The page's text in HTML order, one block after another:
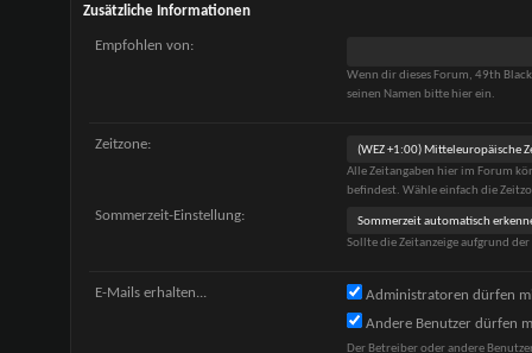
Zusätzliche Informationen
Empfohlen von:
Wenn dir dieses Forum, 49th
seinen Namen bitte hier ein.
Zeitzone:
Alle Zeitangaben hier im Forum
befindest. Wähle einfach die
Sommerzeit-Einstellung:
Sollte die Zeitanzeige aufgrund
E-Mails erhalten...
Administratoren dürfen
Andere Benutzer dürfen
Der Betreiber oder andere